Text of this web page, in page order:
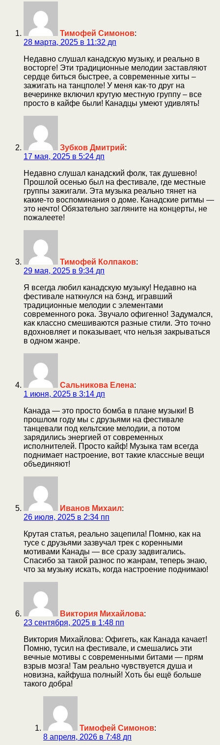
Тимофей Симонов:
28 марта, 2025 в 11:32 дп
Недавно слушал канадскую музыку, и реально в
восторге! Эти традиционные мелодии заставляют
сердце биться быстрее, а современные хиты –
зажигать на танцполе! У меня как-то друг на
вечеринке включил крутую местную группу – все
просто в кайфе были! Канадцы умеют удивлять!
Зубков Дмитрий:
17 мая, 2025 в 5:24 дп
Недавно слушал канадский фолк, так душевно!
Прошлой осенью был на фестивале, где местные
группы зажигали. Эта музыка реально тянет на
какие-то воспоминания о доме. Канадские ритмы —
это нечто! Обязательно загляните на концерты, не
пожалеете!
Тимофей Колпаков:
29 мая, 2025 в 9:34 дп
Я всегда любил канадскую музыку! Недавно на
фестивале наткнулся на бэнд, игравший
традиционные мелодии с элементами
современного рока. Звучало офигенно! Задумался,
как классно смешиваются разные стили. Это точно
вдохновляет и показывает, что нельзя закрываться
в одном жанре.
Сальникова Елена:
1 июня, 2025 в 3:14 дп
Канада — это просто бомба в плане музыки! В
прошлом году мы с друзьями на фестивале
танцевали под кельтские мелодии, а потом
зарядились энергией от современных
исполнителей. Просто кайф! Музыка там всегда
поднимает настроение, вот такие классные вещи
объединяют!
Иванов Михаил:
26 июля, 2025 в 2:34 пп
Крутая статья, реально зацепила! Помню, как на
тусе с друзьями зазвучал трек с коренными
мотивами Канады — все сразу задвигались.
Спасибо за такой разнос по жанрам, теперь знаю,
что за музыку искать, когда настроение поднимаю!
Виктория Михайлова:
23 сентября, 2025 в 1:48 пп
Виктория Михайлова: Офигеть, как Канада качает!
Помню, тусил на фестивале, и смешались эти
вечные мотивы с современными битами — прям
взрыв мозга! Там реально чувствуется душа и
новизна, кайфуша полный! Хоть бы ещё больше
такого добра!
Тимофей Симонов:
8 апреля, 2026 в 7:48 дп